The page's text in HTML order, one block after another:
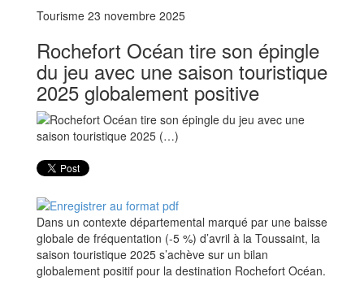
Tourisme 23 novembre 2025
Rochefort Océan tire son épingle
du jeu avec une saison touristique
2025 globalement positive
Dans un contexte départemental marqué par une baisse
globale de fréquentation (-5 %) d’avril à la Toussaint, la
saison touristique 2025 s’achève sur un bilan
globalement positif pour la destination Rochefort Océan.